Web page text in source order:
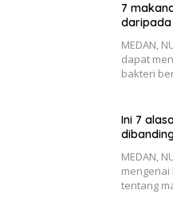
7
MEDAN,
dapat
bakteri
Ini 7
MEDAN,
tentang